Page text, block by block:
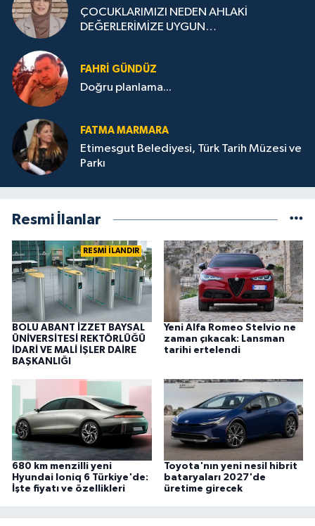
ÇOCUKLARIMIZI NEDEN AHLAKİ
DEĞERLERİMİZE UYGUN
FAHRI GÜNDÜZ
Doğru planlama...
FATMA MARMARA
Etimesgut Belediyesi, Türk Tarih Müzesi ve
Parkı
Resmi İlanlar
RESMİ İLANDIR
BOLU ABANT İZZET BAYSAL
ÜNİVERSİTESİ REKTÖRLÜĞÜ
İDARİ VE MALİ İŞLER DAİRE
BAŞKANLIĞI
Yeni Alfa Romeo Stelvio ne
zaman çıkacak: Lansman
tarihi ertelendi
680 km menzilli yeni
Hyundai Ioniq 6 Türkiye'de:
İşte fiyatı ve özellikleri
Toyota'nın yeni nesil hibrit
bataryaları 2027'de
üretime girecek